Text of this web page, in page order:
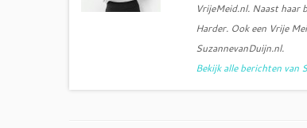
VrijeMeid.nl. Naast haar
Harder. Ook een Vrije
SuzannevanDuijn.nl.
Bekijk alle berichten van